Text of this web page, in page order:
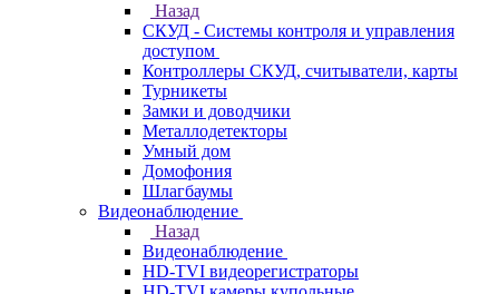
Назад
СКУД - Системы контроля и управления
доступом
Контроллеры СКУД, считыватели, карты
Турникеты
Замки и доводчики
Металлодетекторы
Умный дом
Домофония
Шлагбаумы
Видеонаблюдение
Назад
Видеонаблюдение
HD-TVI видеорегистраторы